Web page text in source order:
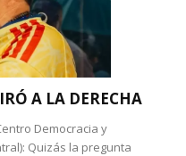
A LA DERECHA
Democracia y
Quizás la pregunta